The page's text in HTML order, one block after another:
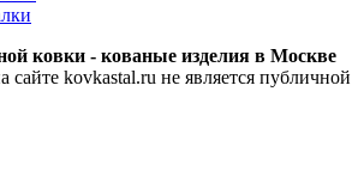
ковки - кованые изделия в Москве
kovkastal.ru не является публичной